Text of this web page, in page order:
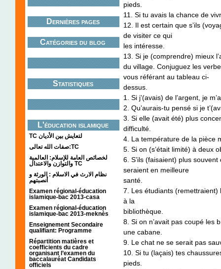
Dernières pages
Catégories du blog
Statistiques
L'éducation islamique
TC لتعايش بين الأديان
صفات الله تعالى:TC
لخصائص العامة للإسلام: العالمية
والتوازن والاعتدال TC
نظام الارث في الاسلام : الورثة و
أنصبتهم
Examen régional-éducation
islamique-bac 2013-casa
Examen régional-éducation
islamique-bac 2013-meknès
Enseignement Secondaire
qualifiant: Programme
Répartition matières et
coefficients du cadre
organisant l’examen du
baccalauréat Candidats
officiels
pieds.
11. Si tu avais la chance de
12. Il est certain que s’ils
de visiter ce qui
les intéresse.
13. Si je (comprendre) mieux
du village. Conjuguez les
vous référant au tableau ci-
dessus.
1. Si j’(avais) de l’argent, je
2. Qu’aurais-tu pensé si je
3. Si elle (avait été) plus
difficulté.
4. La température de la pièce
5. Si on (s’était limité) à deux
6. S’ils (faisaient) plus
seraient en meilleure
santé.
7. Les étudiants (remettraient)
à la
bibliothèque.
8. Si on n’avait pas coupé les
une cabane.
9. Le chat ne se serait pas
10. Si tu (laçais) tes
pieds.